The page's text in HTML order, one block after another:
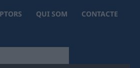
QUI SOM
CONTACTE